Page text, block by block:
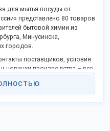
для мытья посуды от
представлено 80 товаров
бытовой химии из
Минусинска,
городов.
поставщиков, условия
новинки производства – все
оборудовании без